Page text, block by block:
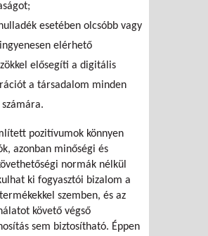
esetében olcsóbb vagy
elérhető
elősegíti a digitális
a társadalom minden
pozitívumok könnyen
azonban minőségi és
normák nélkül
ki fogyasztói bizalom a
szemben, és az
követő végső
sem biztosítható. Éppen